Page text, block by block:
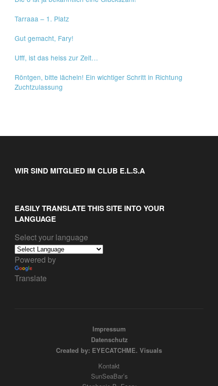
Tarraaa – 1. Platz
Gut gemacht, Fary!
Ufff, ist das heiss zur Zeit…
Röntgen, bitte lächeln! Ein wichtiger Schritt in Richtung
Zuchtzulassung
WIR SIND MITGLIED IM CLUB E.L.S.A
EASILY TRANSLATE THIS SITE INTO YOUR
LANGUAGE
Select your language
Powered by
Translate
Impressum
Datenschutz
Created by: EYECATCHME. Visuals
Kontakt
SunSeaBar’s